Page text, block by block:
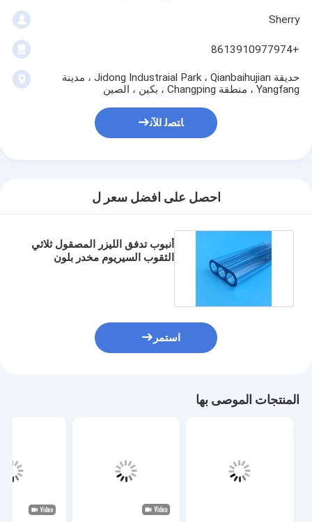
Sherry
+8613910977974
حديقة Jidong Industraial Park ، Qianbaihujian ، مدينة
Yangfang ، منطقة Changping ، بكين ، الصين
ﺎﺘﺼﻟ ﺍﻶﻧ
احصل على افضل سعر ل
أنبوب تدفق الليزر المصقول ثلاثي
الثقوب السيريوم مخدر بلون
استمر
المنتجات الموصى بها